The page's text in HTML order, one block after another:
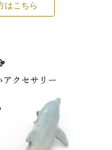
はこちら